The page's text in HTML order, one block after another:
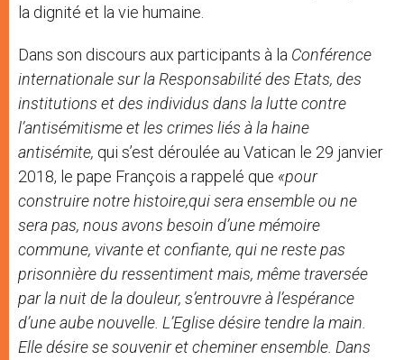
la dignité et la vie humaine.
Dans son discours aux participants à la Conférence
internationale sur la Responsabilité des Etats, des
institutions et des individus dans la lutte contre
l’antisémitisme et les crimes liés à la haine
antisémite, qui s’est déroulée au Vatican le 29 janvier
2018, le pape François a rappelé que «pour
construire notre histoire,qui sera ensemble ou ne
sera pas, nous avons besoin d’une mémoire
commune, vivante et confiante, qui ne reste pas
prisonnière du ressentiment mais, même traversée
par la nuit de la douleur, s’entrouvre à l’espérance
d’une aube nouvelle. L’Eglise désire tendre la main.
Elle désire se souvenir et cheminer ensemble. Dans